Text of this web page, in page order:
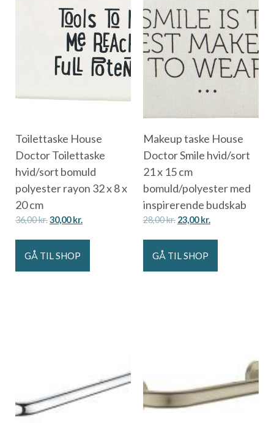
Toilettaske House
Doctor Toilettaske
hvid/sort bomuld
polyester rayon 32 x 8 x
20 cm
36,00kr.30,00kr.
GÅ TIL SHOP
Makeup taske House
Doctor Smile hvid/sort
21 x 15 cm
bomuld/polyester med
inspirerende budskab
28,00kr. 23,00kr.
GÅ TIL SHOP